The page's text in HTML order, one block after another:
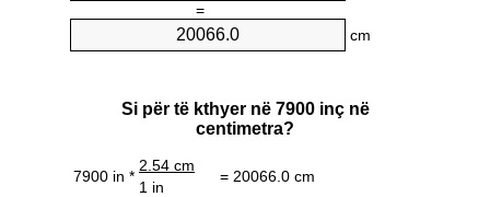
=
cm
Si për të kthyer në 7900 inç në
centimetra?
7900 in *
2.54 cm
= 20066.0 cm
1 in